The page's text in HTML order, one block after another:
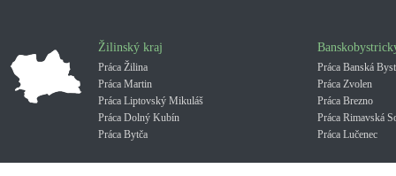
Žilinský kraj
Práca Žilina
Práca Martin
Práca Liptovský Mikuláš
Práca Dolný Kubín
Práca Bytča
Práca Banská
Práca Zvolen
Práca Brezno
Práca Rimavská
Práca Lučenec